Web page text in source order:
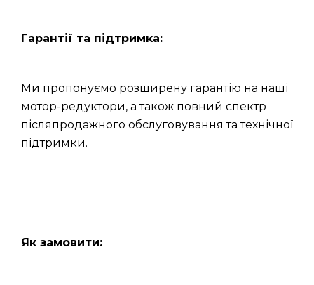
Гарантії та підтримка:
Ми пропонуємо розширену гарантію на наші
мотор-редуктори, а також повний спектр
післяпродажного обслуговування та технічної
підтримки.
Як замовити: